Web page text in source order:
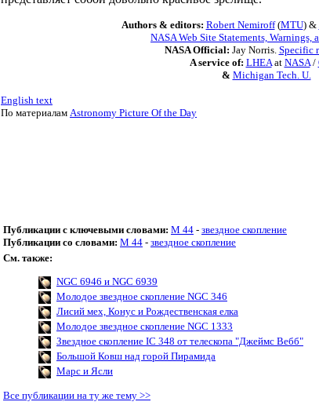
Authors & editors: Robert Nemiroff(MTU) &
NASA Web Site Statements, Warnings,
NASA Official: Jay Norris. Specific
A service of: LHEAat NASA/
& Michigan Tech. U.
English text
По материалам Astronomy Picture Of the Day
Публикации с ключевыми словами: M 44 - звездное скопление
Публикации со словами: M 44 - звездное скопление
См. также:
NGC 6946 и NGC 6939
Молодое звездное скопление NGC 346
Лисий мех, Конус и Рождественская елка
Молодое звездное скопление NGC 1333
Звездное скопление IC 348 от телескопа "Джеймс Вебб"
Большой Ковш над горой Пирамида
Марс и Ясли
Все публикации на ту же тему >>